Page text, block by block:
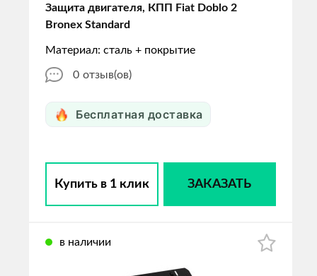
Защита двигателя, КПП Fiat Doblo 2
Bronex Standard
Материал: сталь + покрытие
0 отзыв(ов)
Бесплатная доставка
Купить в 1 клик ЗАКАЗАТЬ
в наличии